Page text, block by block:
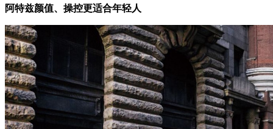
阿特兹颜值、操控更适合年轻人